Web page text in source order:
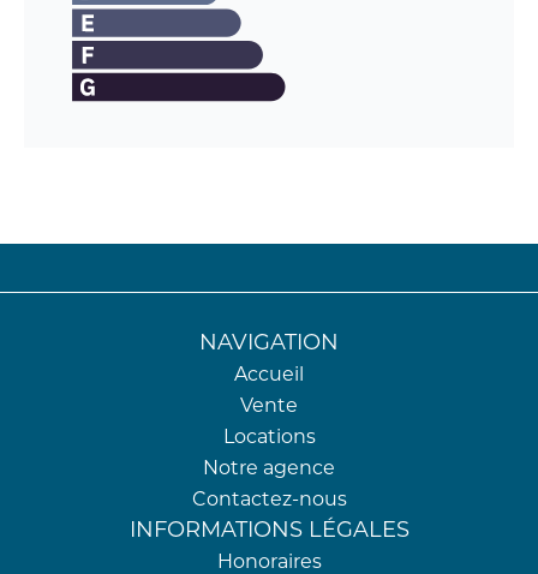
NAVIGATION
Accueil
Vente
Locations
Notre agence
Contactez-nous
INFORMATIONS LÉGALES
Honoraires